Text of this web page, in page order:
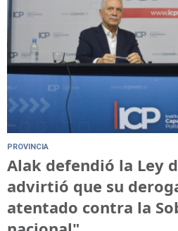
PROVINCIA
Alak defendió la Ley
advirtió que su
atentado contra la